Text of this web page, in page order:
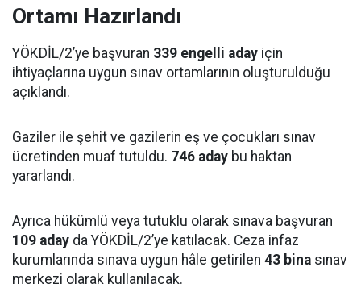
Ortamı Hazırlandı
YÖKDİL/2’ye başvuran 339 engelli aday için
ihtiyaçlarına uygun sınav ortamlarının oluşturulduğu
açıklandı.
Gaziler ile şehit ve gazilerin eş ve çocukları sınav
ücretinden muaf tutuldu. 746 aday bu haktan
yararlandı.
Ayrıca hükümlü veya tutuklu olarak sınava başvuran
109 aday da YÖKDİL/2’ye katılacak. Ceza infaz
kurumlarında sınava uygun hâle getirilen 43 bina sınav
merkezi olarak kullanılacak.